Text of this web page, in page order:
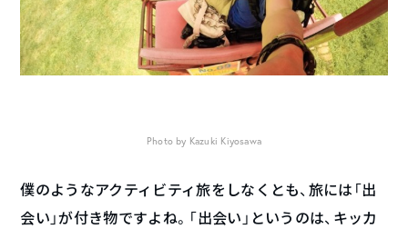
Photo by Kazuki Kiyosawa
僕のようなアクティビティ旅をしなくとも、旅には「出
会い」が付き物ですよね。「出会い」というのは、キッカ